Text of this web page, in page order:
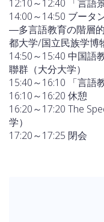
12:10～12:40 「言語
14:00～14:50 ブータ
―多言語教育の階層
都大学/国立民族学博
14:50～15:40 中国
聯群（大分大学）
15:40～16:10 「言語
16:10～16:20 休憩
16:20～17:20 The
学）
17:20～17:25 閉会